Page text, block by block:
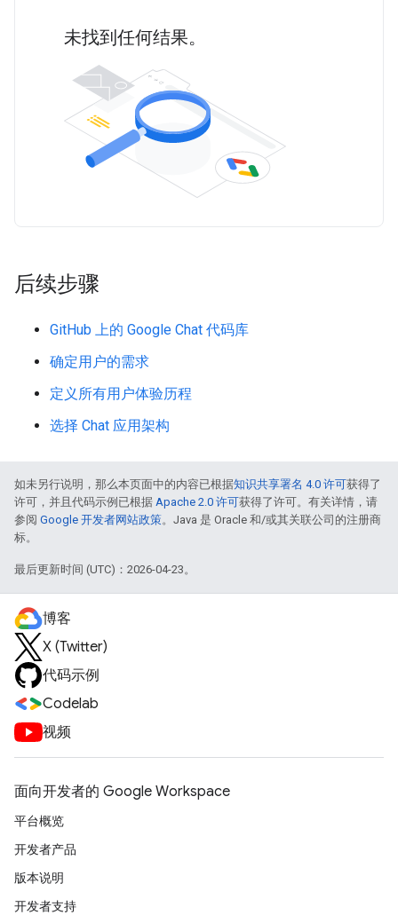
未找到任何结果。
后续步骤
GitHub 上的 Google Chat 代码库
确定用户的需求
定义所有用户体验历程
选择 Chat 应用架构
如未另行说明，那么本页面中的内容已根据知识共享署名 4.0 许可获得了
许可，并且代码示例已根据 Apache 2.0 许可获得了许可。有关详情，请
参阅 Google 开发者网站政策。Java 是 Oracle 和/或其关联公司的注册商
标。
最后更新时间 (UTC)：2026-04-23。
博客
X (Twitter)
代码示例
Codelab
视频
面向开发者的 Google Workspace
平台概览
开发者产品
版本说明
开发者支持